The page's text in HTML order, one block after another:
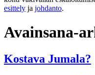
esittely ja johdanto.
Avainsana-
Kostava Jumala?